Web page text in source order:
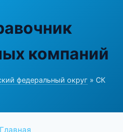
компаний
федеральный округ » СК